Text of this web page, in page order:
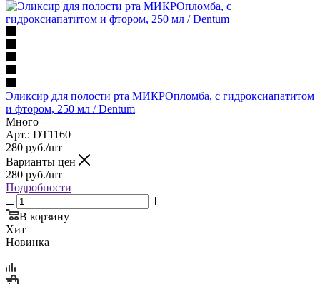
Эликсир для полости рта МИКРОпломба, с гидроксиапатитом
и фтором, 250 мл / Dentum
Много
Арт.: DT1160
280 руб./шт
Варианты цен
280 руб./шт
Подробности
В корзину
Хит
Новинка